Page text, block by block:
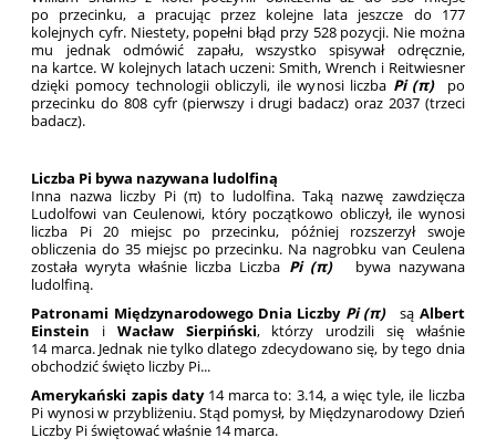
po przecinku, a pracując przez kolejne lata jeszcze do 177
kolejnych cyfr. Niestety, popełni błąd przy 528 pozycji. Nie można
mu jednak odmówić zapału, wszystko spisywał odręcznie,
na kartce. W kolejnych latach uczeni: Smith, Wrench i Reitwiesner
dzięki pomocy technologii obliczyli, ile wynosi liczba Pi (π)po
przecinku do 808 cyfr (pierwszy i drugi badacz) oraz 2037 (trzeci
badacz).
Liczba Pi bywa nazywana ludolfiną
Inna nazwa liczby Pi (π) to ludolfina. Taką nazwę zawdzięcza
Ludolfowi van Ceulenowi, który początkowo obliczył, ile wynosi
liczba Pi 20 miejsc po przecinku, później rozszerzył swoje
obliczenia do 35 miejsc po przecinku. Na nagrobku van Ceulena
została wyryta właśnie liczba Liczba Pi (π)bywa nazywana
ludolfiną.
Patronami Międzynarodowego Dnia Liczby Pi (π) są Albert
Einstein i Wacław Sierpiński, którzy urodzili się właśnie
14 marca. Jednak nie tylko dlatego zdecydowano się, by tego dnia
obchodzić święto liczby Pi...
Amerykański zapis daty14 marca to: 3.14, a więc tyle, ile liczba
Pi wynosi w przybliżeniu. Stąd pomysł, by Międzynarodowy Dzień
Liczby Pi świętować właśnie 14 marca.